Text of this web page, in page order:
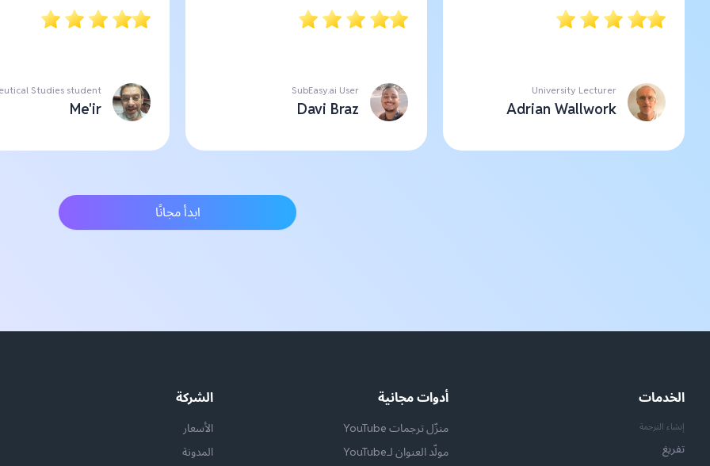
University Lecturer
Adrian Wallwork
SubEasy.ai User
Davi Braz
Studies student
Me'ir
ابدأ مجانًا
الخدمات
إنشاء الترجمة
تفريغ
أدوات مجانية
منزّل ترجمات YouTube
مولّد العنوان لـYouTube
الشركة
الأسعار
المدونة